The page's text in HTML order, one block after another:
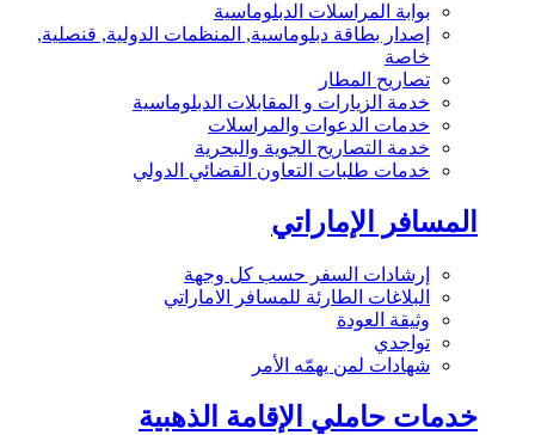
بوابة المراسلات الدبلوماسية
إصدار بطاقة دبلوماسية, المنظمات الدولية, قنصلية,
خاصة
تصاريح المطار
خدمة الزيارات و المقابلات الدبلوماسية
خدمات الدعوات والمراسلات
خدمة التصاريح الجوية والبحرية
خدمات طلبات التعاون القضائي الدولي
المسافر الإماراتي
إرشادات السفر حسب كل وجهة
البلاغات الطارئة للمسافر الاماراتي
وثيقة العودة
تواجدي
شهادات لمن يهمّه الأمر
خدمات حاملي الإقامة الذهبية